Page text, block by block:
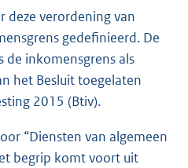
deze verordening van
gedefinieerd. De
de inkomensgrens als
het Besluit toegelaten
2015 (Btiv).
“Diensten van algemeen
begrip komt voort uit